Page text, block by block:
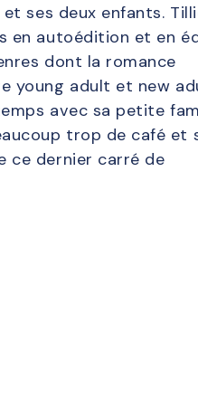
ses deux enfants.
en autoédition et en
dont la romance
young adult et new
avec sa petite
trop de café et
ce dernier carré de